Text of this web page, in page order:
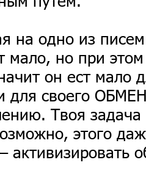
на одно из
мало, но при
он ест мало
для своего
Твоя задача
этого
активизировать